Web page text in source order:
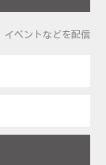
イベントなどを配信